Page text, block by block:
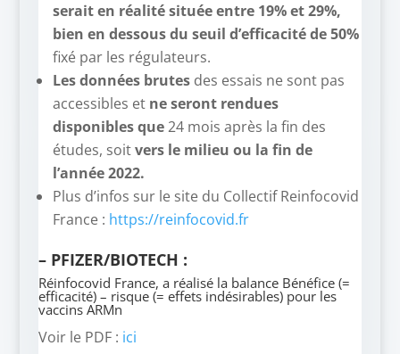
serait en réalité située entre 19% et 29%,
bien en dessous du seuil d’efficacité de 50%
fixé par les régulateurs.
Les données brutesdes essais ne sont pas
accessibles et ne seront rendues
disponibles que24 mois après la fin des
études, soitvers le milieu ou la fin de
l’année 2022.
Plus d’infos sur le site du Collectif Reinfocovid
France : https://reinfocovid.fr
– PFIZER/BIOTECH :
Réinfocovid France, a réalisé la balance Bénéfice (=
efficacité) – risque (= effets indésirables) pour les
vaccins ARMn
Voir le PDF : ici